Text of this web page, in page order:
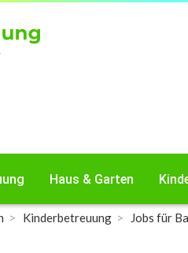
Haus & Garten
Kinderbetreuung Jobs für